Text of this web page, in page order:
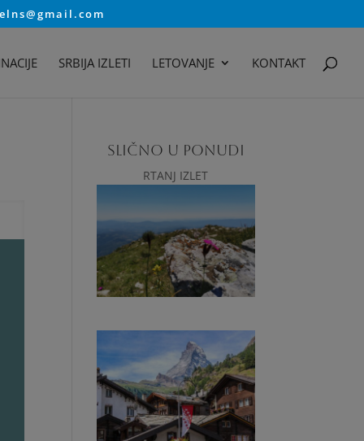
SRBIJA IZLETI LETOVANJE KONTAKT
SLIČNO U PONUDI
RTANJ IZLET